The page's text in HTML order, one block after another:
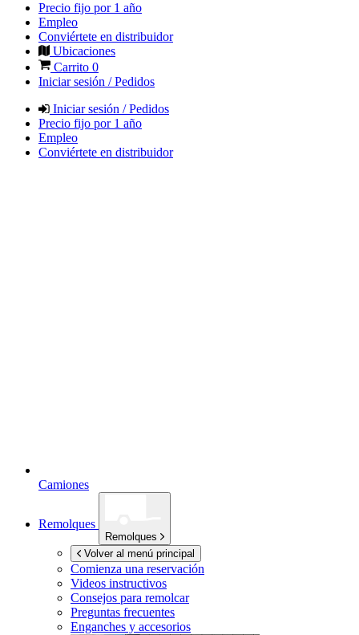
Precio fijo por 1 año
Empleo
Conviértete en distribuidor
Ubicaciones
Carrito 0
Iniciar sesión / Pedidos
Iniciar sesión / Pedidos
Precio fijo por 1 año
Empleo
Conviértete en distribuidor
Camiones
Remolques
Remolques
Volver al menú principal
Comienza una reservación
Videos instructivos
Consejos para remolcar
Preguntas frecuentes
Enganches y accesorios